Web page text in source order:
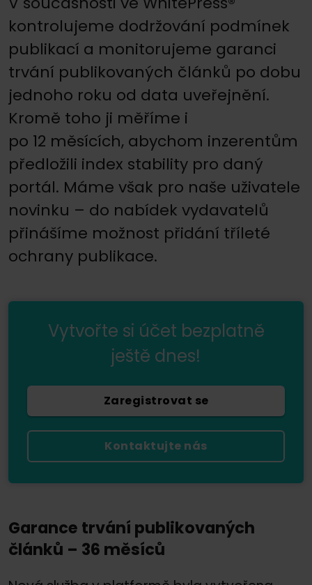
kontrolujeme dodržování podmínek
publikací a monitorujeme garanci
trvání publikovaných článků po dobu
jednoho roku od data uveřejnění.
Kromě toho ji měříme i
po 12 měsících, abychom inzerentům
předložili index stability pro daný
portál. Máme však pro naše uživatele
novinku – do nabídek vydavatelů
přinášíme možnost přidání tříleté
ochrany publikace.
Vytvořte si účet bezplatně
ještě dnes!
Zaregistrovat se
Kontaktujte nás
Garance trvání publikovaných
článků – 36 měsíců